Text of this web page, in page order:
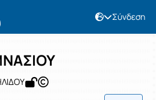
Σύνδεση
Γ' ΓΥΜΝΑΣΙΟΥ